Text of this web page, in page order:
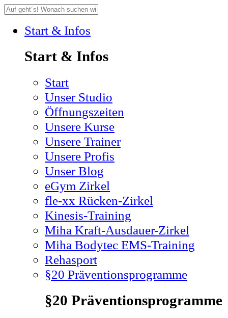
Start & Infos
Start & Infos
Start
Unser Studio
Öffnungszeiten
Unsere Kurse
Unsere Trainer
Unsere Profis
Unser Blog
eGym Zirkel
fle-xx Rücken-Zirkel
Kinesis-Training
Miha Kraft-Ausdauer-Zirkel
Miha Bodytec EMS-Training
Rehasport
§20 Präventionsprogramme
§20 Präventionsprogramme